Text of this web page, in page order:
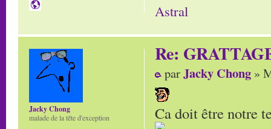
Astral
Re:
parJacky Chong »
Ca doit être notre
Jacky Chong
malade de la tête d'exception